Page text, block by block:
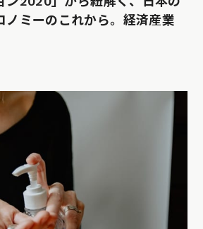
ノミーのこれから。経済産業